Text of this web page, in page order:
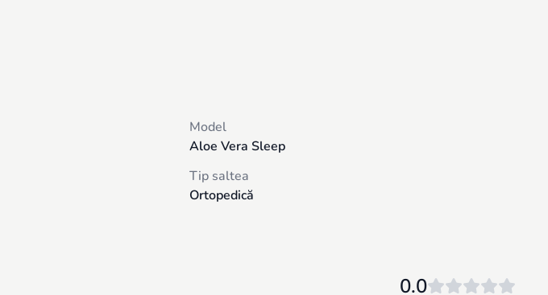
Plitex, părinții și copiii se pot simți în siguranță și mai confortabil petrecând timpul
Model
Aloe Vera Sleep
Tip saltea
Ortopedică
0.0